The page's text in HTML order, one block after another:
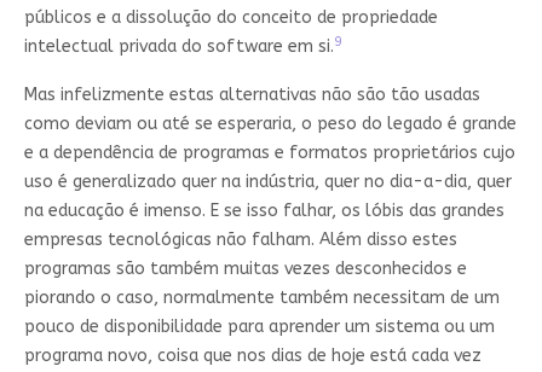
públicos e a dissolução do conceito de propriedade
intelectual privada do software em si.9
Mas infelizmente estas alternativas não são tão usadas
como deviam ou até se esperaria, o peso do legado é grande
e a dependência de programas e formatos proprietários cujo
uso é generalizado quer na indústria, quer no dia-a-dia, quer
na educação é imenso. E se isso falhar, os lóbis das grandes
empresas tecnológicas não falham. Além disso estes
programas são também muitas vezes desconhecidos e
piorando o caso, normalmente também necessitam de um
pouco de disponibilidade para aprender um sistema ou um
programa novo, coisa que nos dias de hoje está cada vez